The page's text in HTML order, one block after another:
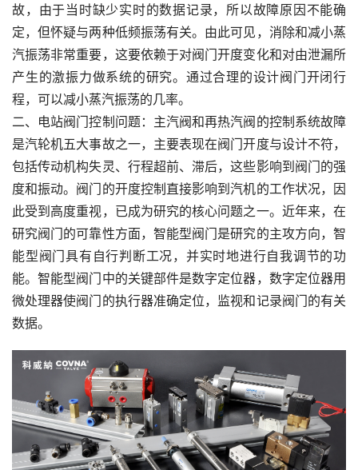
故，由于当时缺少实时的数据记录，所以故障原因不能确
定，但怀疑与两种低频振荡有关。由此可见，消除和减小蒸
汽振荡非常重要，这要依赖于对阀门开度变化和对由泄漏所
产生的激振力做系统的研究。通过合理的设计阀门开闭行
程，可以减小蒸汽振荡的几率。
二、电站阀门控制问题：主汽阀和再热汽阀的控制系统故障
是汽轮机五大事故之一，主要表现在阀门开度与设计不符，
包括传动机构失灵、行程超前、滞后，这些影响到阀门的强
度和振动。阀门的开度控制直接影响到汽机的工作状况，因
此受到高度重视，已成为研究的核心问题之一。近年来，在
研究阀门的可靠性方面，智能型阀门是研究的主攻方向，智
能型阀门具有自行判断工况，并实时地进行自我调节的功
能。智能型阀门中的关键部件是数字定位器，数字定位器用
微处理器使阀门的执行器准确定位，监视和记录阀门的有关
数据。